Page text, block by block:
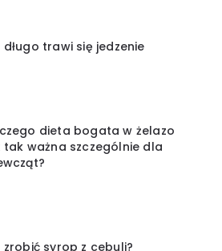
długo trawi się jedzenie
dieta bogata w żelazo
tak ważna szczególnie dla
zrobić syrop z cebuli?